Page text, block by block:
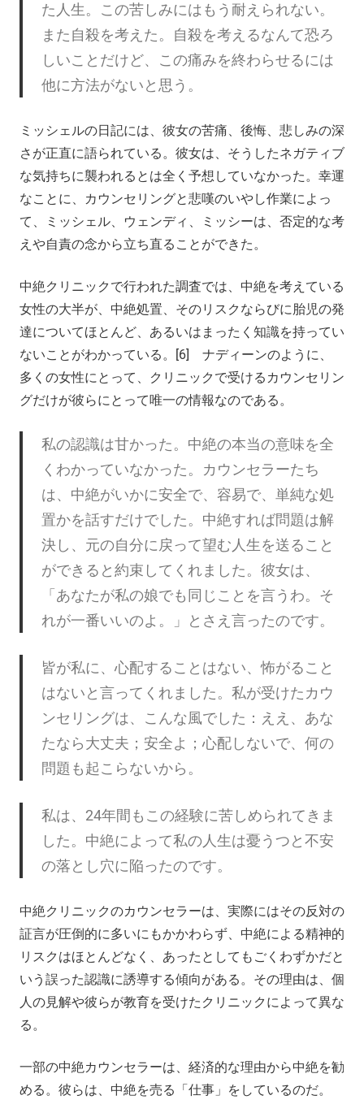
た人生。この苦しみにはもう耐えられない。
また自殺を考えた。自殺を考えるなんて恐ろ
しいことだけど、この痛みを終わらせるには
他に方法がないと思う。
ミッシェルの日記には、彼女の苦痛、後悔、悲しみの深
さが正直に語られている。彼女は、そうしたネガティブ
な気持ちに襲われるとは全く予想していなかった。幸運
なことに、カウンセリングと悲嘆のいやし作業によっ
て、ミッシェル、ウェンディ、ミッシーは、否定的な考
えや自責の念から立ち直ることができた。
中絶クリニックで行われた調査では、中絶を考えている
女性の大半が、中絶処置、そのリスクならびに胎児の発
達についてほとんど、あるいはまったく知識を持ってい
ないことがわかっている。[6] ナディーンのように、
多くの女性にとって、クリニックで受けるカウンセリン
グだけが彼らにとって唯一の情報なのである。
私の認識は甘かった。中絶の本当の意味を全
くわかっていなかった。カウンセラーたち
は、中絶がいかに安全で、容易で、単純な処
置かを話すだけでした。中絶すれば問題は解
決し、元の自分に戻って望む人生を送ること
ができると約束してくれました。彼女は、
「あなたが私の娘でも同じことを言うわ。そ
れが一番いいのよ。」とさえ言ったのです。
皆が私に、心配することはない、怖がること
はないと言ってくれました。私が受けたカウ
ンセリングは、こんな風でした：ええ、あな
たなら大丈夫；安全よ；心配しないで、何の
問題も起こらないから。
私は、24年間もこの経験に苦しめられてきま
した。中絶によって私の人生は憂うつと不安
の落とし穴に陥ったのです。
中絶クリニックのカウンセラーは、実際にはその反対の
証言が圧倒的に多いにもかかわらず、中絶による精神的
リスクはほとんどなく、あったとしてもごくわずかだと
いう誤った認識に誘導する傾向がある。その理由は、個
人の見解や彼らが教育を受けたクリニックによって異な
る。
一部の中絶カウンセラーは、経済的な理由から中絶を勧
める。彼らは、中絶を売る「仕事」をしているのだ。